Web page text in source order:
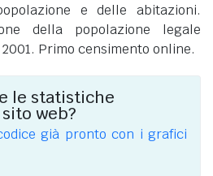
e delle abitazioni.
della popolazione legale
Primo censimento online.
le statistiche
web?
già pronto con i grafici